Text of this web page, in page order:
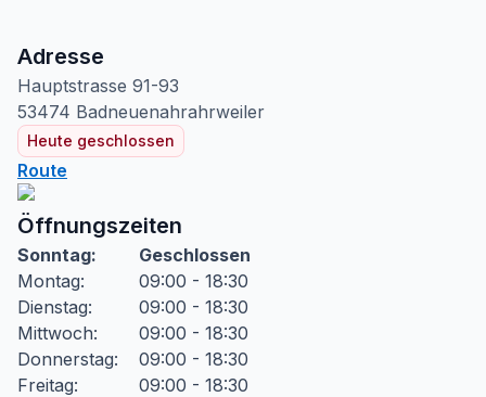
Adresse
Hauptstrasse 91-93
53474 Badneuenahrahrweiler
Heute geschlossen
Route
Öffnungszeiten
Sonntag:
Geschlossen
Montag:
09:00 - 18:30
Dienstag:
09:00 - 18:30
Mittwoch:
09:00 - 18:30
Donnerstag:
09:00 - 18:30
Freitag:
09:00 - 18:30